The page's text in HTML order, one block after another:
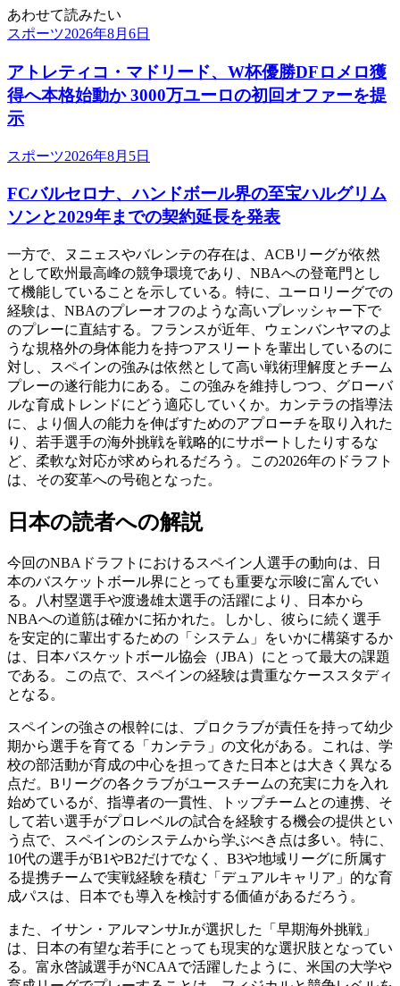
あわせて読みたい
スポーツ2026年8月6日
アトレティコ・マドリード、W杯優勝DFロメロ獲
得へ本格始動か 3000万ユーロの初回オファーを提
示
スポーツ2026年8月5日
FCバルセロナ、ハンドボール界の至宝ハルグリム
ソンと2029年までの契約延長を発表
一方で、ヌニェスやバレンテの存在は、ACBリーグが依然
として欧州最高峰の競争環境であり、NBAへの登竜門とし
て機能していることを示している。特に、ユーロリーグでの
経験は、NBAのプレーオフのような高いプレッシャー下で
のプレーに直結する。フランスが近年、ウェンバンヤマのよ
うな規格外の身体能力を持つアスリートを輩出しているのに
対し、スペインの強みは依然として高い戦術理解度とチーム
プレーの遂行能力にある。この強みを維持しつつ、グローバ
ルな育成トレンドにどう適応していくか。カンテラの指導法
に、より個人の能力を伸ばすためのアプローチを取り入れた
り、若手選手の海外挑戦を戦略的にサポートしたりするな
ど、柔軟な対応が求められるだろう。この2026年のドラフト
は、その変革への号砲となった。
日本の読者への解説
今回のNBAドラフトにおけるスペイン人選手の動向は、日
本のバスケットボール界にとっても重要な示唆に富んでい
る。八村塁選手や渡邊雄太選手の活躍により、日本から
NBAへの道筋は確かに拓かれた。しかし、彼らに続く選手
を安定的に輩出するための「システム」をいかに構築するか
は、日本バスケットボール協会（JBA）にとって最大の課題
である。この点で、スペインの経験は貴重なケーススタディ
となる。
スペインの強さの根幹には、プロクラブが責任を持って幼少
期から選手を育てる「カンテラ」の文化がある。これは、学
校の部活動が育成の中心を担ってきた日本とは大きく異なる
点だ。Bリーグの各クラブがユースチームの充実に力を入れ
始めているが、指導者の一貫性、トップチームとの連携、そ
して若い選手がプロレベルの試合を経験する機会の提供とい
う点で、スペインのシステムから学ぶべき点は多い。特に、
10代の選手がB1やB2だけでなく、B3や地域リーグに所属す
る提携チームで実戦経験を積む「デュアルキャリア」的な育
成パスは、日本でも導入を検討する価値があるだろう。
また、イサン・アルマンサJr.が選択した「早期海外挑戦」
は、日本の有望な若手にとっても現実的な選択肢となってい
る。富永啓誠選手がNCAAで活躍したように、米国の大学や